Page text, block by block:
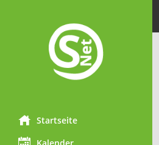
Startseite
Kalender